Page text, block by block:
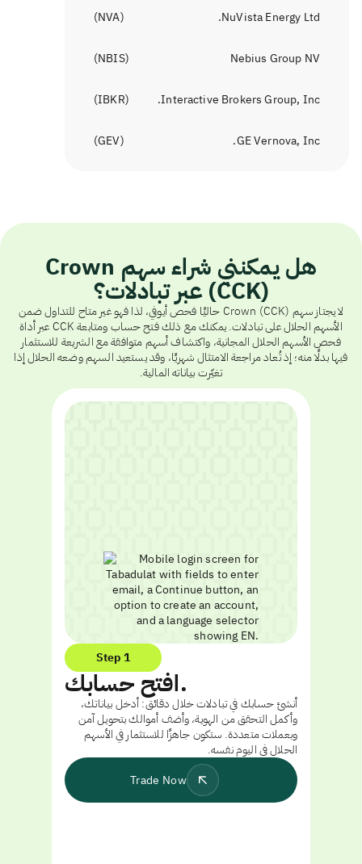
NuVista Energy Ltd.
(
NVA
)
Nebius Group NV
(
NBIS
)
Interactive Brokers Group, Inc.
(
IBKR
)
GE Vernova, Inc.
(
GEV
)
هل يمكنني شراء سهم Crown
(CCK) عبر تبادلات؟
لا يجتاز سهم Crown (CCK) حاليًا فحص أيوفي، لذا فهو غير متاح للتداول ضمن
الأسهم الحلال على تبادلات. يمكنك مع ذلك فتح حساب ومتابعة CCK عبر أداة
فحص الأسهم الحلال المجانية، واكتشاف أسهم متوافقة مع الشريعة للاستثمار
فيها بدلًا منه؛ إذ تُعاد مراجعة الامتثال شهريًا، وقد يستعيد السهم وضعه الحلال إذا
تغيّرت بياناته المالية.
Step 1
افتح حسابك.
أنشئ حسابك في تبادلات خلال دقائق: أدخل بياناتك،
وأكمل التحقق من الهوية، وأضف أموالك بتحويل آمن
وبعملات متعددة. ستكون جاهزًا للاستثمار في الأسهم
الحلال في اليوم نفسه.
Trade Now